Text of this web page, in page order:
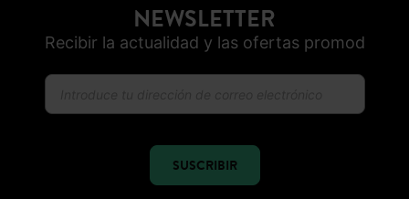
NEWSLETTER
Recibir la actualidad y las ofertas promod
SUSCRIBIR